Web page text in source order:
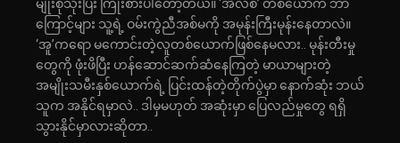
မျိုးစုံသုံးပြီး ကြိုးစားပါတော့တယ်။ ‘အဲလစ်’ တစ်ယောက် ဘာ
ကြောင့်များ သူ့ရဲ့ ဝမ်းကွဲညီအစ်မကို အမုန်းကြီးမုန်းနေတာလဲ။
‘အူ’ကရော မကောင်းတဲ့လူတစ်ယောက်ဖြစ်နေမလား.. မုန်းတီးမှု
တွေကို ဖုံးဖိပြီး ဟန်ဆောင်ဆက်ဆံနေကြတဲ့ မာယာများတဲ့
အမျိုးသမီးနှစ်ယောက်ရဲ့ ပြင်းထန်တဲ့တိုက်ပွဲမှာ နောက်ဆုံး ဘယ်
သူက အနိုင်ရမှာလဲ.. ဒါမှမဟုတ် အဆုံးမှာ ပြေလည်မှုတွေ ရရှိ
သွားနိုင်မှာလားဆိုတာ..